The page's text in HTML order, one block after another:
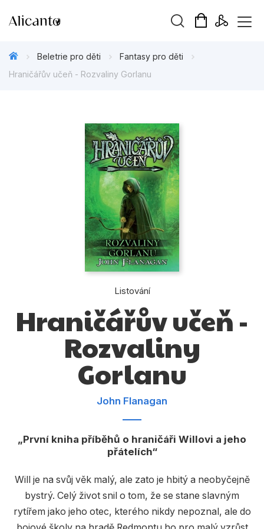
Připravujeme
Tipy redakce
Beletrie pro děti
Beletrie pro dospělé
Dárkové publikace
Hobby
Kuchařky
Poezie
Populárně - naučná pro dospělé
Beletrie pro děti
Fantasy pro děti
Hraničářův učeň - Rozvaliny Gorlanu
Listování
Hraničářův učeň -
Rozvaliny
Gorlanu
John Flanagan
První kniha příběhů o hraničáři Willovi a jeho
přátelích
Will je na svůj věk malý, ale zato je hbitý a neobyčejně
bystrý. Celý život snil o tom, že se stane slavným
rytířem jako jeho otec, kterého nikdy nepoznal, ale do